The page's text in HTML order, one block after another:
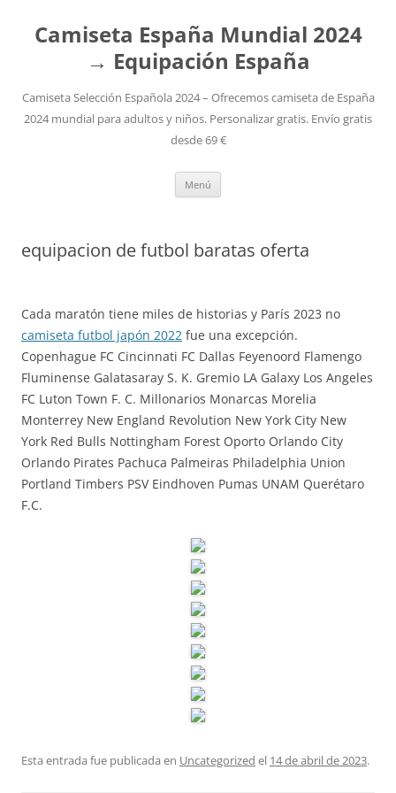
Camiseta España Mundial 2024
→ Equipación España
Camiseta Selección Española 2024 – Ofrecemos camiseta de España
2024 mundial para adultos y niños. Personalizar gratis. Envío gratis
desde 69 €
Menú
equipacion de futbol baratas oferta
Cada maratón tiene miles de historias y París 2023 no
camiseta futbol japón 2022 fue una excepción.
Copenhague FC Cincinnati FC Dallas Feyenoord Flamengo
Fluminense Galatasaray S. K. Gremio LA Galaxy Los Angeles
FC Luton Town F. C. Millonarios Monarcas Morelia
Monterrey New England Revolution New York City New
York Red Bulls Nottingham Forest Oporto Orlando City
Orlando Pirates Pachuca Palmeiras Philadelphia Union
Portland Timbers PSV Eindhoven Pumas UNAM Querétaro
F.C.
Esta entrada fue publicada en Uncategorized el 14 de abril de 2023.